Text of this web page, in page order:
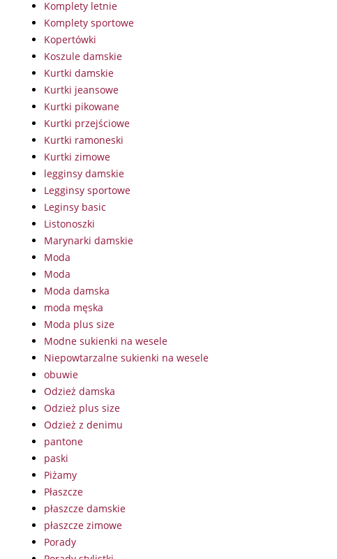
Komplety letnie
Komplety sportowe
Kopertówki
Koszule damskie
Kurtki damskie
Kurtki jeansowe
Kurtki pikowane
Kurtki przejściowe
Kurtki ramoneski
Kurtki zimowe
legginsy damskie
Legginsy sportowe
Leginsy basic
Listonoszki
Marynarki damskie
Moda
Moda
Moda damska
moda męska
Moda plus size
Modne sukienki na wesele
Niepowtarzalne sukienki na wesele
obuwie
Odzież damska
Odzież plus size
Odzież z denimu
pantone
paski
Piżamy
Płaszcze
płaszcze damskie
płaszcze zimowe
Porady